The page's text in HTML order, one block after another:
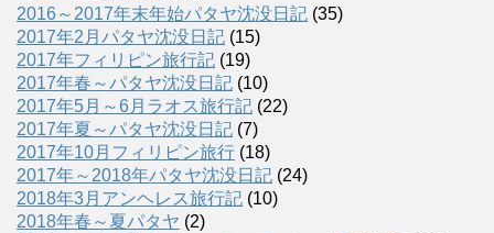
2016～2017年末年始パタヤ沈没日記 (35)
2017年2月パタヤ沈没日記 (15)
2017年フィリピン旅行記 (19)
2017年春～パタヤ沈没日記 (10)
2017年5月～6月ラオス旅行記 (22)
2017年夏～パタヤ沈没日記 (7)
2017年10月フィリピン旅行 (18)
2017年～2018年パタヤ沈没日記 (24)
2018年3月アンヘレス旅行記 (10)
2018年春～夏パタヤ (2)